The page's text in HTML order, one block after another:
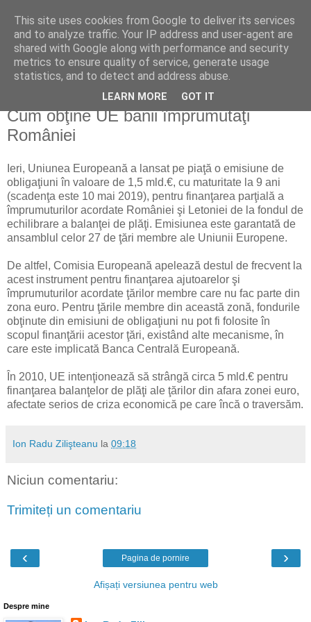
Reflecţii economice
blog de reflecţii, informaţii şi opinii economice
miercuri, 3 martie 2010
Cum obţine UE banii împrumutaţi
României
Ieri, Uniunea Europeană a lansat pe piaţă o emisiune de
obligaţiuni în valoare de 1,5 mld.€, cu maturitate la 9 ani
(scadenţa este 10 mai 2019), pentru finanţarea parţială a
împrumuturilor acordate României şi Letoniei de la fondul de
echilibrare a balanţei de plăţi. Emisiunea este garantată de
ansamblul celor 27 de ţări membre ale Uniunii Europene.
De altfel, Comisia Europeană apelează destul de frecvent la
acest instrument pentru finanţarea ajutoarelor şi
împrumuturilor acordate ţărilor membre care nu fac parte din
zona euro. Pentru ţările membre din această zonă, fondurile
obţinute din emisiuni de obligaţiuni nu pot fi folosite în
scopul finanţării acestor ţări, existând alte mecanisme, în
care este implicată Banca Centrală Europeană.
În 2010, UE intenţionează să strângă circa 5 mld.€ pentru
finanţarea balanţelor de plăţi ale ţărilor din afara zonei euro,
afectate serios de criza economică pe care încă o traversăm.
Ion Radu Zilişteanu la 09:18
Niciun comentariu:
Trimiteți un comentariu
‹ ›
Pagina de pornire
Afișați versiunea pentru web
Despre mine
This site uses cookies from Google to deliver its services
and to analyze traffic. Your IP address and user-agent are
shared with Google along with performance and security
metrics to ensure quality of service, generate usage
statistics, and to detect and address abuse.
LEARN MORE GOT IT